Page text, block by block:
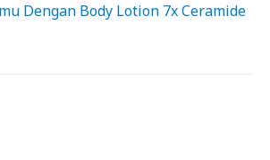
Dengan Body Lotion 7x Ceramide